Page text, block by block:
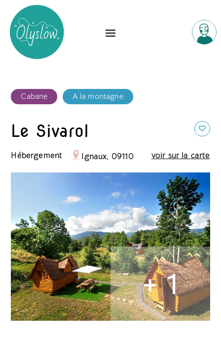
Cabane A la montagne
Le Sivarol
Hébergement Ignaux, 09110 voir sur la carte
+ 1